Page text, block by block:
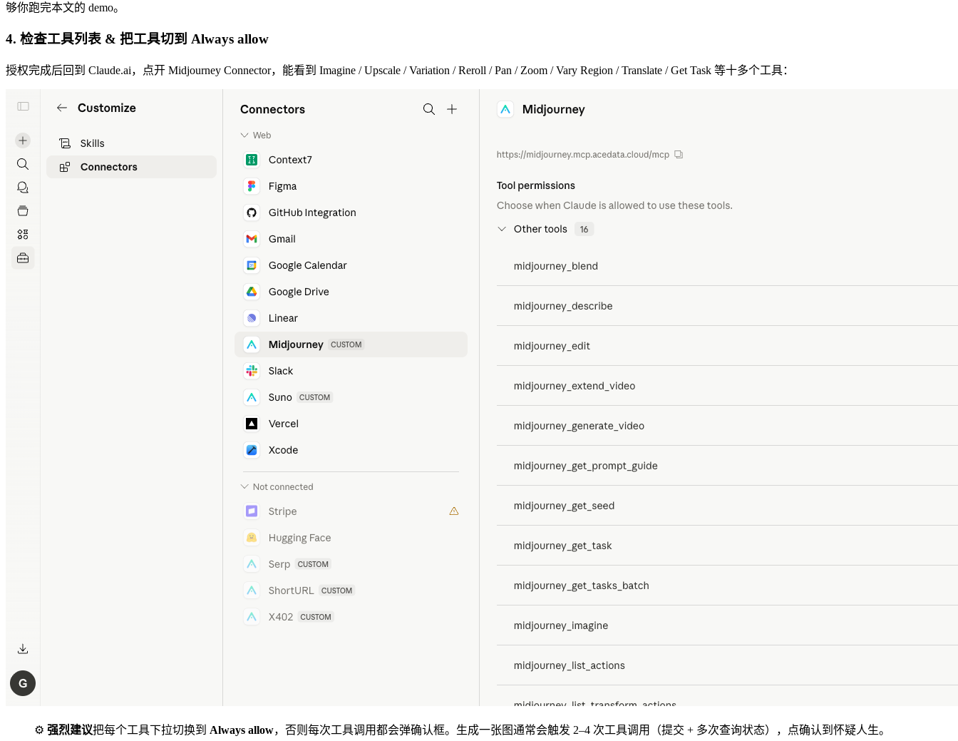
够你跑完本文的 demo。
4. 检查工具列表 & 把工具切到 Always allow
授权完成后回到 Claude.ai，点开 Midjourney Connector，能看到 Imagine / Upscale / Variation / Reroll / Pan / Zoom / Vary Region / Translate / Get Task 等十多个工具：
⚙️ 强烈建议把每个工具下拉切换到 Always allow，否则每次工具调用都会弹确认框。生成一张图通常会触发 2–4 次工具调用（提交 + 多次查询状态），点确认到怀疑人生。